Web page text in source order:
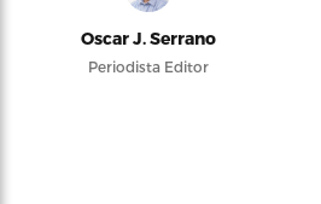
Oscar J. Serrano
Periodista Editor